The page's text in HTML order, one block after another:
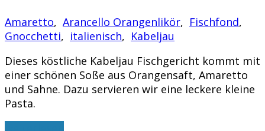
Amaretto, Arancello Orangenlikör, Fischfond,
Gnocchetti, italienisch, Kabeljau
Dieses köstliche Kabeljau Fischgericht kommt mit
einer schönen Soße aus Orangensaft, Amaretto
und Sahne. Dazu servieren wir eine leckere kleine
Pasta.